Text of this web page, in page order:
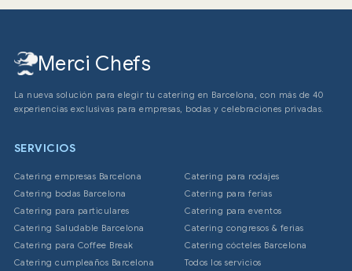
Merci Chefs
La nueva solución para elegir tu catering en Barcelona, con más de 40
experiencias exclusivas para empresas, bodas y celebraciones privadas.
SERVICIOS
Catering empresas Barcelona
Catering bodas Barcelona
Catering para particulares
Catering Saludable Barcelona
Catering para Coffee Break
Catering cumpleaños Barcelona
Catering para rodajes
Catering para ferias
Catering para eventos
Catering congresos & ferias
Catering cócteles Barcelona
Todos los servicios